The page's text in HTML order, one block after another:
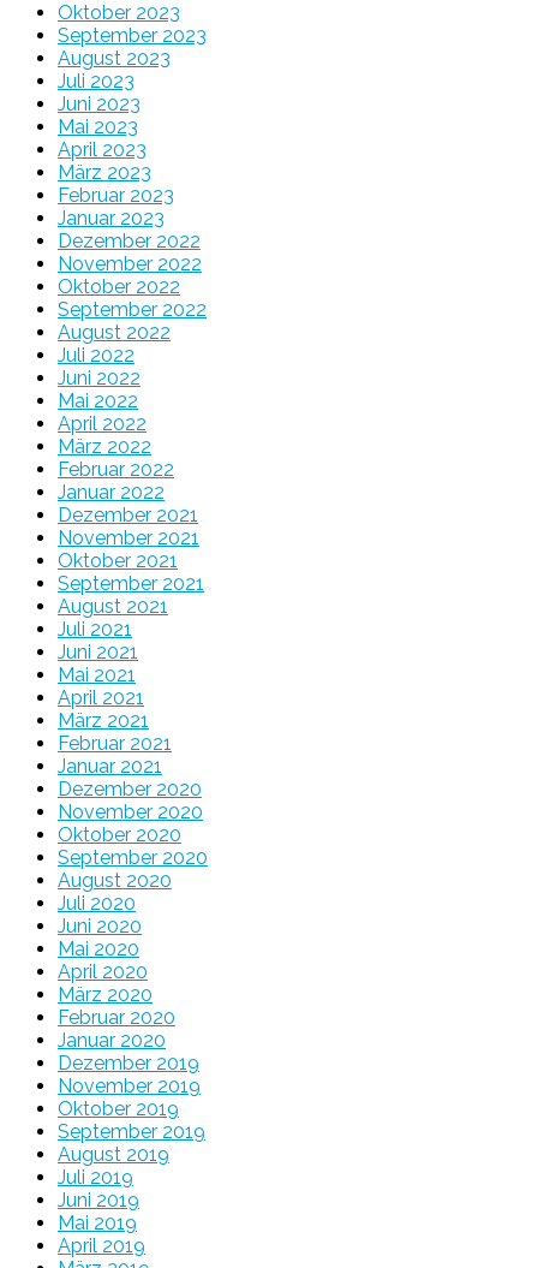
Oktober 2023
September 2023
August 2023
Juli 2023
Juni 2023
Mai 2023
April 2023
März 2023
Februar 2023
Januar 2023
Dezember 2022
November 2022
Oktober 2022
September 2022
August 2022
Juli 2022
Juni 2022
Mai 2022
April 2022
März 2022
Februar 2022
Januar 2022
Dezember 2021
November 2021
Oktober 2021
September 2021
August 2021
Juli 2021
Juni 2021
Mai 2021
April 2021
März 2021
Februar 2021
Januar 2021
Dezember 2020
November 2020
Oktober 2020
September 2020
August 2020
Juli 2020
Juni 2020
Mai 2020
April 2020
März 2020
Februar 2020
Januar 2020
Dezember 2019
November 2019
Oktober 2019
September 2019
August 2019
Juli 2019
Juni 2019
Mai 2019
April 2019